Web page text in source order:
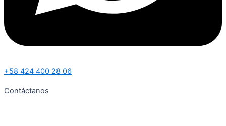
+58 424 400 28 06
Contáctanos